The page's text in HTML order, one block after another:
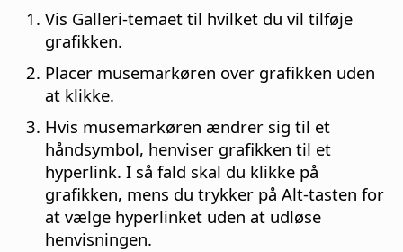
Vis Galleri-temaet til hvilket du vil tilføje
grafikken.
Placer musemarkøren over grafikken uden
at klikke.
Hvis musemarkøren ændrer sig til et
håndsymbol, henviser grafikken til et
hyperlink. I så fald skal du klikke på
grafikken, mens du trykker på Alt-tasten for
at vælge hyperlinket uden at udløse
henvisningen.